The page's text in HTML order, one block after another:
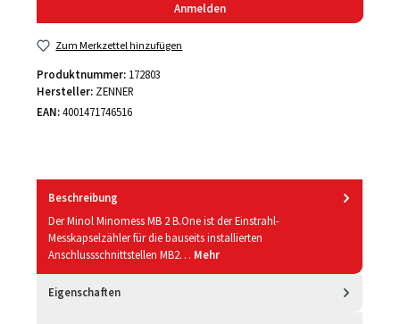
Anmelden
Zum Merkzettel hinzufügen
Produktnummer: 172803
Hersteller: ZENNER
EAN:4001471746516
Beschreibung
Der Minol Minomess MB 2 B.One ist der Einstrahl-
Messkapselzähler für die bauseits installierten
Anschlussschnittstellen MB2… Mehr
Eigenschaften